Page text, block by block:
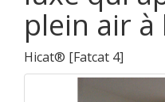
plein air
Hicat® [Fatcat 4]